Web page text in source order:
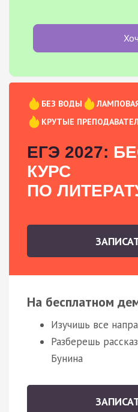
БЕЗ ВОДЫ
КРУТЫЕ
ЕГЭ 2027:
КУРС
ПО
На бесплатном
Изучишь все
Разберешь
Бунина